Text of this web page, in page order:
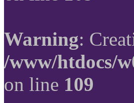
Warning:
/www/htdocs/
on line 109